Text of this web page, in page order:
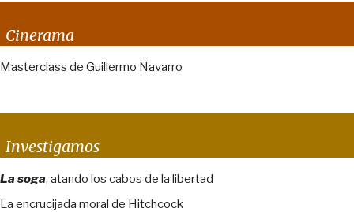
Cinerama
Masterclass de Guillermo Navarro
Investigamos
La soga, atando los cabos de la libertad
La encrucijada moral de Hitchcock